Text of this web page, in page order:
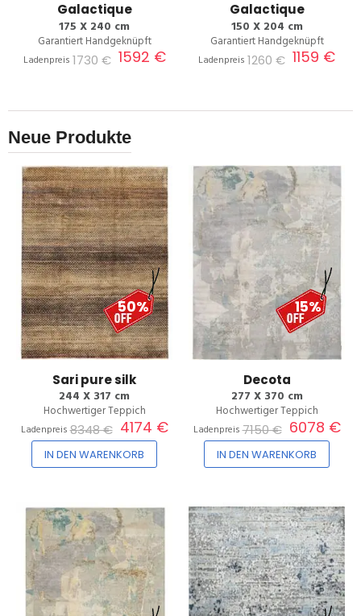
Galactique
175 X 240 cm
Garantiert Handgeknüpft
Ladenpreis 1730 € 1592 €
Galactique
150 X 204 cm
Garantiert Handgeknüpft
Ladenpreis 1260 € 1159 €
Neue Produkte
50%
Sari pure silk
244 X 317 cm
Hochwertiger Teppich
Ladenpreis8348 € 4174 €
IN DEN WARENKORB
15%
Decota
277 X 370 cm
Hochwertiger Teppich
Ladenpreis7150 € 6078 €
IN DEN WARENKORB